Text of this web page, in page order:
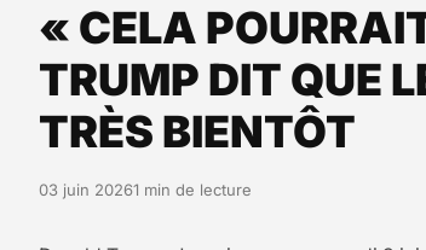
« CELA
TRUMP DIT QUE
TRÈS BIENTÔT
03 juin 20261 min de lecture